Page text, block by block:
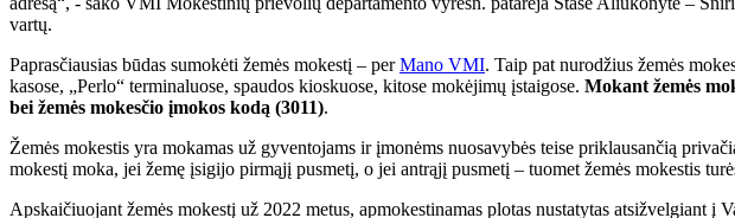
vartų.
Paprasčiausias būdas sumokėti žemės mokestį – perMano VMI. Taip pat nurodžius žemės
kasose, „Perlo“ terminaluose, spaudos kioskuose, kitose mokėjimų įstaigose. Mokant žemės
bei žemės mokesčio įmokos kodą (3011).
Žemės mokestis yra mokamas už gyventojams ir įmonėms nuosavybės teise priklausančią
mokestį moka, jei žemę įsigijo pirmąjį pusmetį, o jei antrąjį pusmetį – tuomet žemės mokestis
Apskaičiuojant žemės mokestį už 2022 metus, apmokestinamas plotas nustatytas